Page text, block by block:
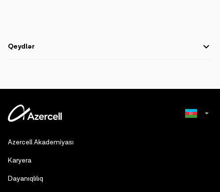
Qeydlər
24 avqust 2021-ci il tarixli 259 nömrəli lisenziya əsasında fəaliyyət
göstərir.
"Azercell Telecom" MMC-nin
“Azercell Telecom” MMC–
Azercell Akademiyası
Karyera
Dayanıqlılıq